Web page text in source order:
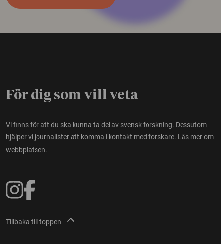
För dig som vill veta
Vi finns för att du ska kunna ta del av svensk forskning. Dessutom
hjälper vi journalister att komma i kontakt med forskare. Läs mer om
webbplatsen.
Tillbaka till toppen